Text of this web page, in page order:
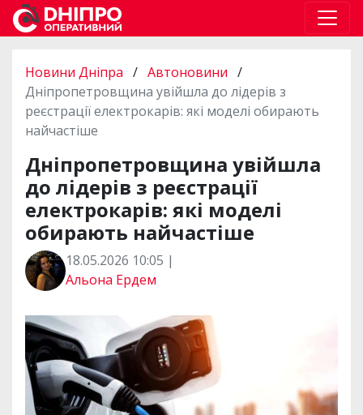
Новини Дніпра / Автоновини /
Дніпропетровщина увійшла до лідерів з
реєстрації електрокарів: які моделі обирають
найчастіше
Дніпропетровщина увійшла
до лідерів з реєстрації
електрокарів: які моделі
обирають найчастіше
18.05.2026 10:05 |
Альона Ердем